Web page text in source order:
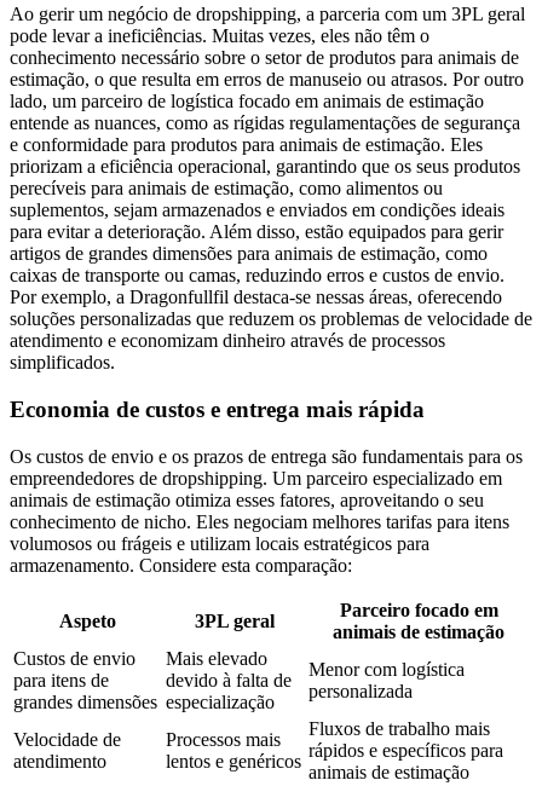
Ao gerir um negócio de dropshipping, a parceria com um 3PL geral
pode levar a ineficiências. Muitas vezes, eles não têm o
conhecimento necessário sobre o setor de produtos para animais de
estimação, o que resulta em erros de manuseio ou atrasos. Por outro
lado, um parceiro de logística focado em animais de estimação
entende as nuances, como as rígidas regulamentações de segurança
e conformidade para produtos para animais de estimação. Eles
priorizam a eficiência operacional, garantindo que os seus produtos
perecíveis para animais de estimação, como alimentos ou
suplementos, sejam armazenados e enviados em condições ideais
para evitar a deterioração. Além disso, estão equipados para gerir
artigos de grandes dimensões para animais de estimação, como
caixas de transporte ou camas, reduzindo erros e custos de envio.
Por exemplo, a Dragonfullfil destaca-se nessas áreas, oferecendo
soluções personalizadas que reduzem os problemas de velocidade de
atendimento e economizam dinheiro através de processos
simplificados.
Economia de custos e entrega mais rápida
Os custos de envio e os prazos de entrega são fundamentais para os
empreendedores de dropshipping. Um parceiro especializado em
animais de estimação otimiza esses fatores, aproveitando o seu
conhecimento de nicho. Eles negociam melhores tarifas para itens
volumosos ou frágeis e utilizam locais estratégicos para
armazenamento. Considere esta comparação:
Aspeto 3PL geral
Parceiro focado em
animais de estimação
Custos de envio
para itens de
grandes dimensões
Mais elevado
devido à falta de
especialização
Menor com logística
personalizada
Velocidade de
atendimento
Processos mais
lentos e genéricos
Fluxos de trabalho mais
rápidos e específicos para
animais de estimação